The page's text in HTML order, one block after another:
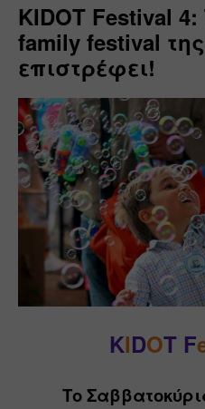
KIDOT Festival
family festival
επιστρέφει!
KIDOT F
Το